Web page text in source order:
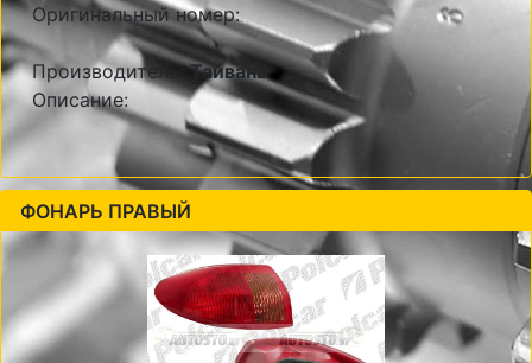
Оригинальный номер:
Производитель:Тайвань
Описание:
ФОНАРЬ ПРАВЫЙ